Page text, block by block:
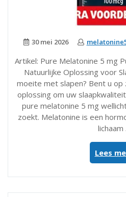
30 mei 2026
Artikel: Pure Melatonine 5 mg
Natuurlijke Oplossing voor
moeite met slapen? Bent u op
oplossing om uw
pure melatonine 5 mg
zoekt. Melatonine is een
lichaam
Lees